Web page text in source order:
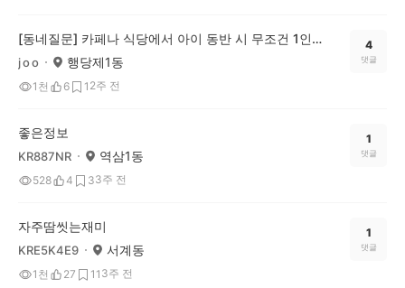
[동네질문] 카페나 식당에서 아이 동반 시 무조건 1인 1메뉴, 이건 문제다 vs 괜찮다?
j o o 행당제1동
1천 6 1 2주 전
4
댓글
좋은정보
KR887NR 역삼1동
528 4 33주 전
1
댓글
자주땀씻는재미
KRE5K4E9 서계동
1천 27 11 3주 전
1
댓글